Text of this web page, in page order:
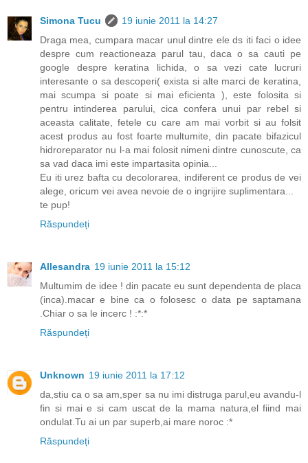
Simona Tucu
19 iunie 2011 la 14:27
Draga mea, cumpara macar unul dintre ele ds iti faci o idee
despre cum reactioneaza parul tau, daca o sa cauti pe
google despre keratina lichida, o sa vezi cate lucruri
interesante o sa descoperi( exista si alte marci de keratina,
mai scumpa si poate si mai eficienta ), este folosita si
pentru intinderea parului, cica confera unui par rebel si
aceasta calitate, fetele cu care am mai vorbit si au folsit
acest produs au fost foarte multumite, din pacate bifazicul
hidroreparator nu l-a mai folosit nimeni dintre cunoscute, ca
sa vad daca imi este impartasita opinia...
Eu iti urez bafta cu decolorarea, indiferent ce produs de vei
alege, oricum vei avea nevoie de o ingrijire suplimentara...
te pup!
Răspundeți
Allesandra 19 iunie 2011 la 15:12
Multumim de idee ! din pacate eu sunt dependenta de placa
(inca).macar e bine ca o folosesc o data pe saptamana
.Chiar o sa le incerc ! :*:*
Răspundeți
Unknown 19 iunie 2011 la 17:12
da,stiu ca o sa am,sper sa nu imi distruga parul,eu avandu-l
fin si mai e si cam uscat de la mama natura,el fiind mai
ondulat.Tu ai un par superb,ai mare noroc :*
Răspundeți